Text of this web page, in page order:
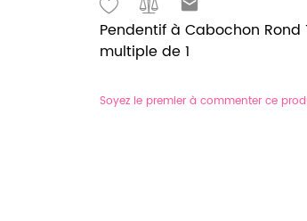
Pendentif à Cabochon
multiple de 1
Soyez le premier à commenter ce